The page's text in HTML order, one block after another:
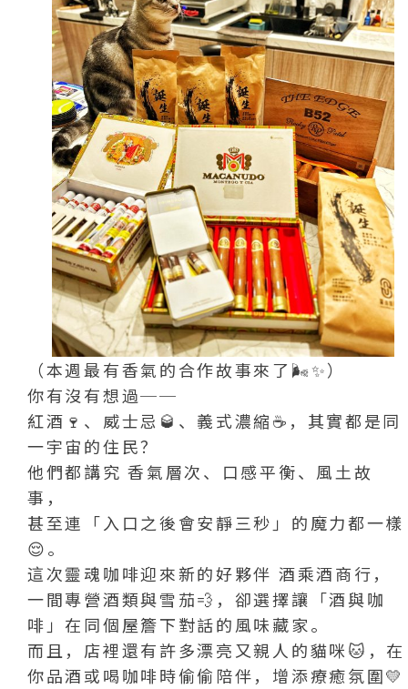
（本週最有香氣的合作故事來了🌬️✨）
你有沒有想過──
紅酒🍷、威士忌🥃、義式濃縮☕️，其實都是同
一宇宙的住民？
他們都講究 香氣層次、口感平衡、風土故
事，
甚至連「入口之後會安靜三秒」的魔力都一樣
😌。
這次靈魂咖啡迎來新的好夥伴 酒乘酒商行，
一間專營酒類與雪茄💨，卻選擇讓「酒與咖
啡」在同個屋簷下對話的風味藏家。
而且，店裡還有許多漂亮又親人的貓咪🐱，在
你品酒或喝咖啡時偷偷陪伴，增添療癒氛圍💛